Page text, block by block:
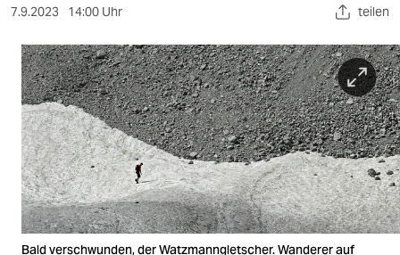
berlin
nord
wahrheit
verlag
verlag
veranstaltungen
7.9.2023 14:00 Uhr teilen
Bald verschwunden, der Watzmanngletscher. Wanderer auf